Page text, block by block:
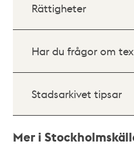
Rättigheter
Har du frågor om
Stadsarkivet tipsar
Mer i